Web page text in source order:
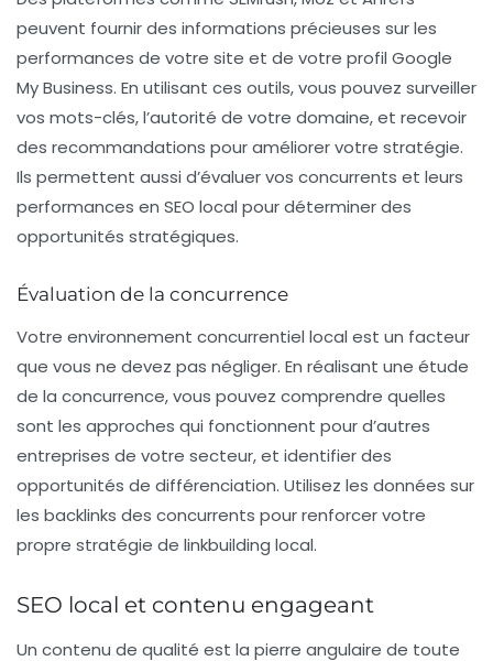
peuvent fournir des informations précieuses sur les
performances de votre site et de votre profil Google
My Business. En utilisant ces outils, vous pouvez surveiller
vos mots-clés, l’autorité de votre domaine, et recevoir
des recommandations pour améliorer votre stratégie.
Ils permettent aussi d’évaluer vos concurrents et leurs
performances en SEO local pour déterminer des
opportunités stratégiques.
Évaluation de la concurrence
Votre environnement concurrentiel local est un facteur
que vous ne devez pas négliger. En réalisant une étude
de la concurrence, vous pouvez comprendre quelles
sont les approches qui fonctionnent pour d’autres
entreprises de votre secteur, et identifier des
opportunités de différenciation. Utilisez les données sur
les backlinks des concurrents pour renforcer votre
propre stratégie de linkbuilding local.
SEO local et contenu engageant
Un contenu de qualité est la pierre angulaire de toute